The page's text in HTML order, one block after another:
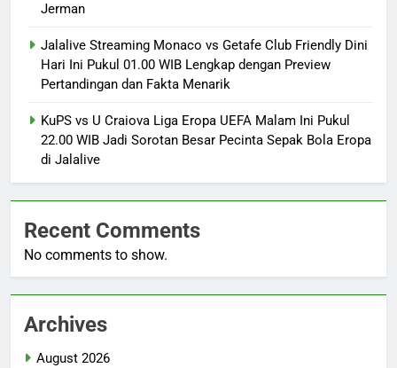
Jerman
Jalalive Streaming Monaco vs Getafe Club Friendly Dini
Hari Ini Pukul 01.00 WIB Lengkap dengan Preview
Pertandingan dan Fakta Menarik
KuPS vs U Craiova Liga Eropa UEFA Malam Ini Pukul
22.00 WIB Jadi Sorotan Besar Pecinta Sepak Bola Eropa
di Jalalive
Recent Comments
No comments to show.
Archives
August 2026